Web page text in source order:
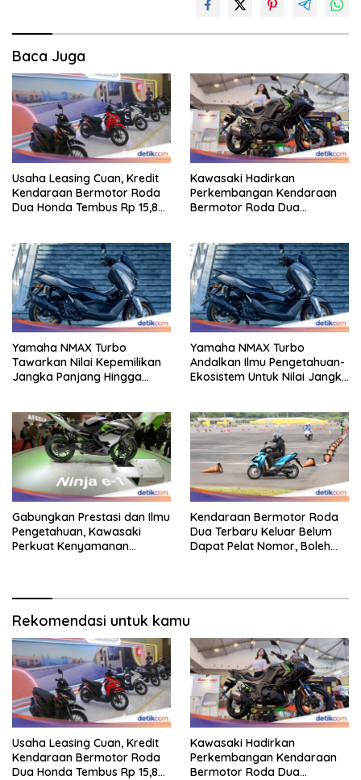
Baca Juga
Usaha Leasing Cuan, Kredit
Kendaraan Bermotor Roda
Dua Honda Tembus Rp 15,8
Kawasaki Hadirkan
Perkembangan Kendaraan
Bermotor Roda Dua
Yamaha NMAX Turbo
Tawarkan Nilai Kepemilikan
Jangka Panjang Hingga
Yamaha NMAX Turbo
Andalkan Ilmu Pengetahuan-
Ekosistem Untuk Nilai Jangka
Gabungkan Prestasi dan Ilmu
Pengetahuan, Kawasaki
Perkuat Kenyamanan
Kendaraan Bermotor Roda
Dua Terbaru Keluar Belum
Dapat Pelat Nomor, Boleh
Rekomendasi untuk kamu
Usaha Leasing Cuan, Kredit
Kendaraan Bermotor Roda
Dua Honda Tembus Rp 15,8
Kawasaki Hadirkan
Perkembangan Kendaraan
Bermotor Roda Dua